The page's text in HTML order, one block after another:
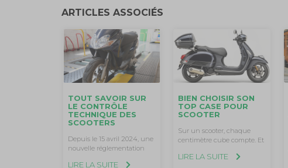
ARTICLES ASSOCIÉS
TOUT SAVOIR SUR
LE CONTRÔLE
TECHNIQUE DES
SCOOTERS
Depuis le 15 avril 2024, une
nouvelle réglementation
LIRE LA SUITE
BIEN CHOISIR SON
TOP CASE POUR
SCOOTER
Sur un scooter, chaque
centimètre cube compte. Et
LIRE LA SUITE